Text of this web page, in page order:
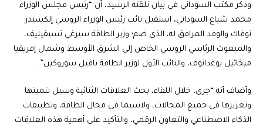
وذكر مكتب السوداني في بيان تلقته الرشيد، أن “رئيس مجلس الوزراء
محمد شياع السوداني، استقبل نائب رئيس الوزراء الروسي إلكسندر
نوفاك والوفد المرافق له، الذي ضم؛ وزير الطاقة سيرغي تسيفيليف،
والمبعوث الرئاسي الروسي الخاص إلى الشرق الأوسط وشمال إفريقيا
ميخائيل بوغدانوف، والنائب الأول لوزير الطاقة بافيل سوروكين”.
وأضاف أنه “جرى، خلال اللقاء، بحث العلاقات الثنائية وسبل تنميتها
وتعزيزها في جميع المجالات، ولاسيما في مجال الطاقة، وتطبيقات
الذكاء الاصطناعي والتعاون الرقمي، والتأكيد على أهمية هذه العلاقات